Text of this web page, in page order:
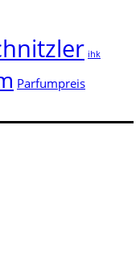
ihk
Parfumpreis